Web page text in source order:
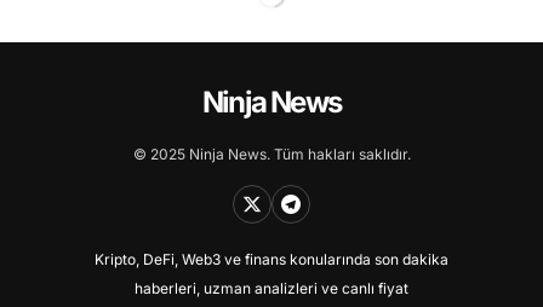
Ninja News
© 2025 Ninja News. Tüm hakları saklıdır.
Kripto, DeFi, Web3 ve finans konularında son dakika
haberleri, uzman analizleri ve canlı fiyat